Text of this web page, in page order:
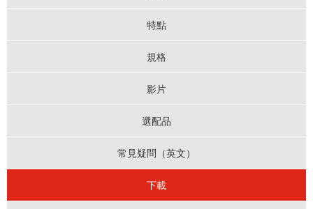
特點
規格
影片
選配品
常見疑問（英文）
下載